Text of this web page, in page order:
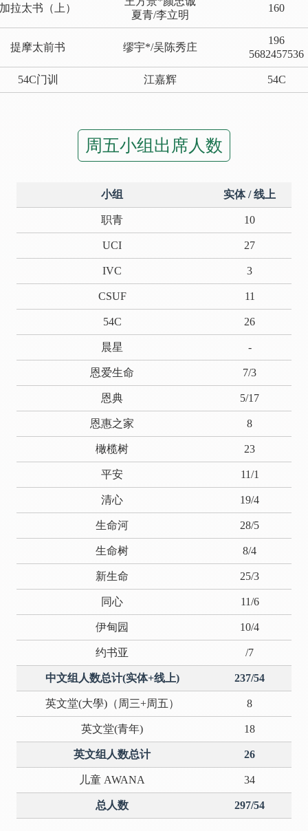
加拉太书（上）
夏青/李立明
160
提摩太前书 缪宇*/吴陈秀庄
196
5682457536
54C门训 江嘉辉 54C
周五小组出席人数
小组 实体 / 线上
职青 10
UCI 27
IVC 3
CSUF 11
54C 26
晨星 -
恩爱生命 7/3
恩典 5/17
恩惠之家 8
橄榄树 23
平安 11/1
清心 19/4
生命河 28/5
生命树 8/4
新生命 25/3
同心 11/6
伊甸园 10/4
约书亚 /7
中文组人数总计(实体+线上) 237/54
英文堂(大學)（周三+周五） 8
英文堂(青年) 18
英文组人数总计 26
儿童 AWANA 34
总人数 297/54